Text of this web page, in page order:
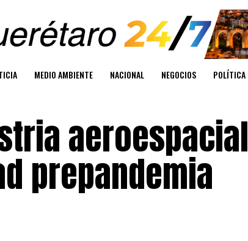
MEDIO AMBIENTE NACIONAL NEGOCIOS POLÍTICA
aeroespacial
prepandemia